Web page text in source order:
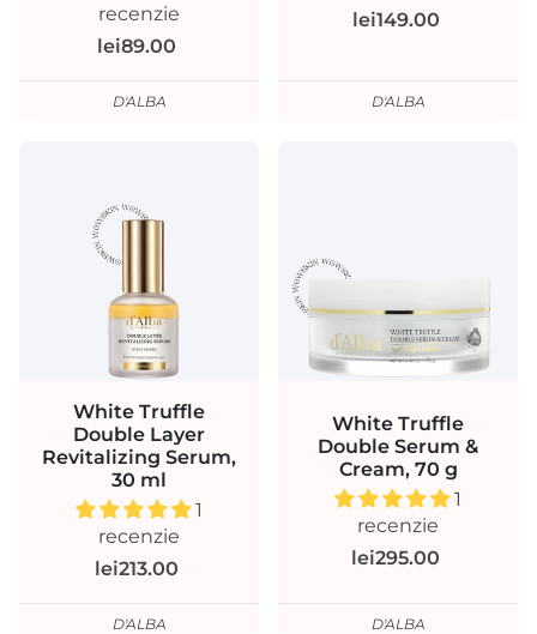
recenzie
lei89.00
D'ALBA
lei149.00
D'ALBA
White Truffle
Double Layer
Revitalizing Serum,
30 ml
1
recenzie
lei213.00
D'ALBA
White Truffle
Double Serum &
Cream, 70 g
1
recenzie
lei295.00
D'ALBA